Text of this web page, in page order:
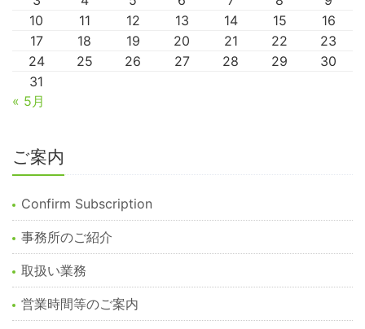
10
11 12 13 14 15
16
17
18 19 20 21 22
23
24
25 26 27 28 29
30
31
« 5月
ご案内
Confirm Subscription
事務所のご紹介
取扱い業務
営業時間等のご案内